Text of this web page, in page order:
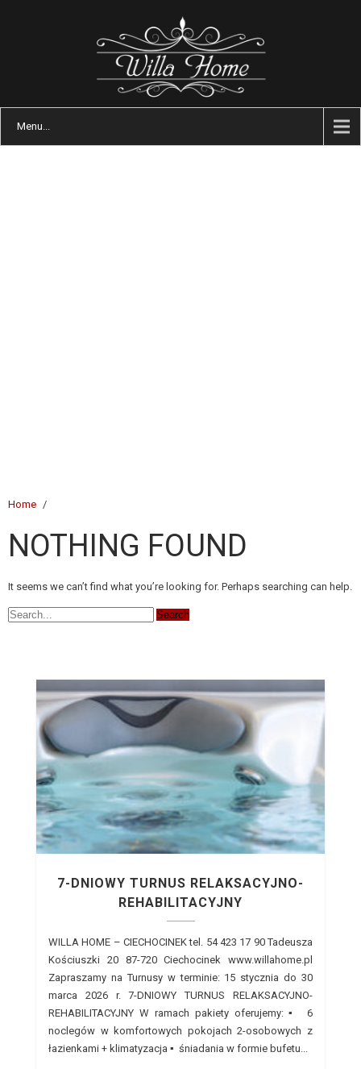
Menu...
Home /
NOTHING FOUND
It seems we can’t find what you’re looking for. Perhaps searching can help.
7-DNIOWY TURNUS RELAKSACYJNO-
REHABILITACYJNY
WILLA HOME – CIECHOCINEK tel. 54 423 17 90 Tadeusza
Kościuszki 20 87-720 Ciechocinek www.willahome.pl
Zapraszamy na Turnusy w terminie: 15 stycznia do 30
marca 2026 r. 7-DNIOWY TURNUS RELAKSACYJNO-
REHABILITACYJNY W ramach pakiety oferujemy: ▪ 6
noclegów w komfortowych pokojach 2-osobowych z
łazienkami + klimatyzacja ▪ śniadania w formie bufetu...